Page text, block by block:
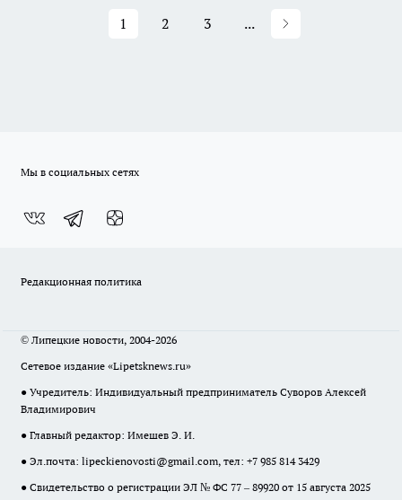
1 2 3 ...
Мы в социальных сетях
Редакционная политика
© Липецкие новости, 2004-2026
Сетевое издание «Lipetsknews.ru»
● Учредитель: Индивидуальный предприниматель Суворов Алексей
Владимирович
● Главный редактор: Имешев Э. И.
● Эл.почта: lipeckienovosti@gmail.com, тел: +7 985 814 3429
● Свидетельство о регистрации ЭЛ № ФС 77 – 89920 от 15 августа 2025